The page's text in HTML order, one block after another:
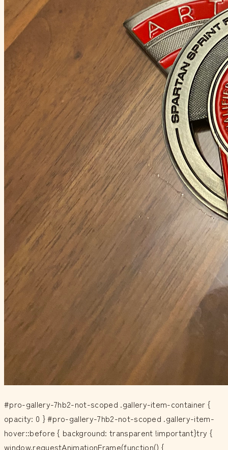
#pro-gallery-7hb2-not-scoped .gallery-item-container {
opacity: 0 } #pro-gallery-7hb2-not-scoped .gallery-item-
hover::before { background: transparent !important}try {
window.requestAnimationFrame(function() {